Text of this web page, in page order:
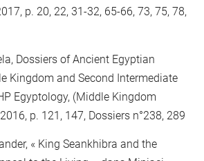
p. 20, 22, 31-32, 65-66, 73, 75, 78,
Dossiers of Ancient Egyptian
Kingdom and Second Intermediate
Egyptology, (Middle Kingdom
p. 121, 147, Dossiers n°238, 289
« King Seankhibra and the